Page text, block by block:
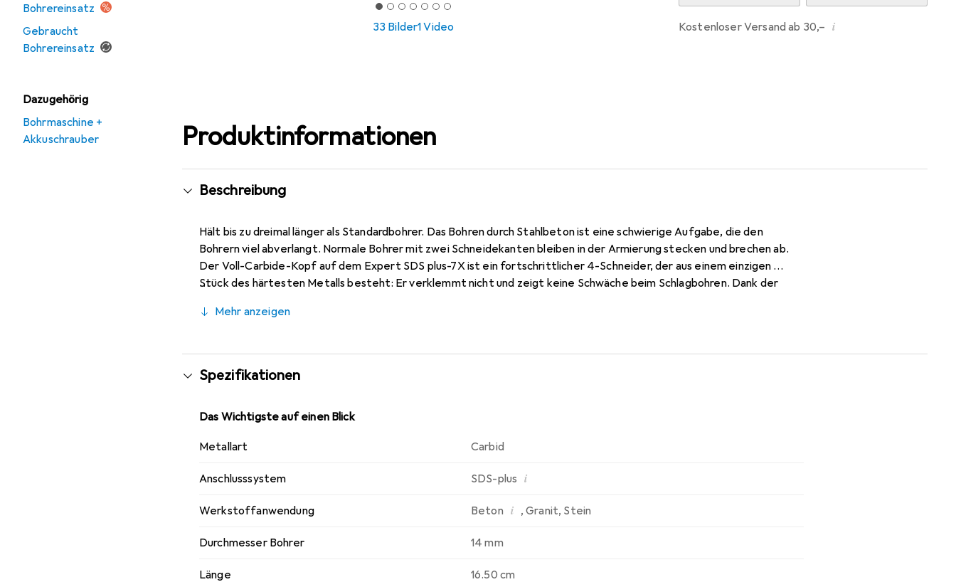
Bohrereinsatz
Gebraucht
Bohrereinsatz
Dazugehörig
Bohrmaschine +
Akkuschrauber
33 Bilder1 Video Kostenloser Versand ab 30,– i
Produktinformationen
Beschreibung
Hält bis zu dreimal länger als Standardbohrer. Das Bohren durch Stahlbeton ist eine schwierige Aufgabe, die den
Bohrern viel abverlangt. Normale Bohrer mit zwei Schneidekanten bleiben in der Armierung stecken und brechen ab.
Der Voll-Carbide-Kopf auf dem Expert SDS plus-7X ist ein fortschrittlicher 4-Schneider, der aus einem einzigen
Stück des härtesten Metalls besteht: Er verklemmt nicht und zeigt keine Schwäche beim Schlagbohren. Dank der
Hammerbohrer. Er dringt effektiv durch die Armierung, sodass du nicht stoppen, neu zielen oder den Bohrer wechseln
Bohrungen und Installationen. Der Bosch Expert SDS plus-7X Hammerbohrer bietet unvergleichliche Leistung,
Zuverlässigkeit und Langlebigkeit. Es ist das Experten-Zubehör für SDS plus Bohrhämmer. Passend für alle SDS plus
Bohrhämmer. Durchmesser (D) mm: 14,00, Arbeitslänge (L1) mm: 100, Gesamtlänge (L2) mm: 165.
Mehr anzeigen
Spezifikationen
Das Wichtigste auf einen Blick
Metallart Carbid
Anschlusssystem SDS-plus i
Werkstoffanwendung Beton i ,Granit, Stein
Durchmesser Bohrer 14 mm
Länge 16.50 cm